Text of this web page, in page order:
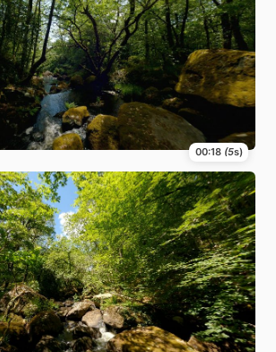
00:18 (5s)